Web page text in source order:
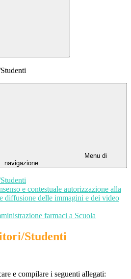
Menu di
navigazione
e contestuale autorizzazione alla
diffusione delle immagini e dei video
farmaci a Scuola
Studenti
e compilare i seguenti allegati: